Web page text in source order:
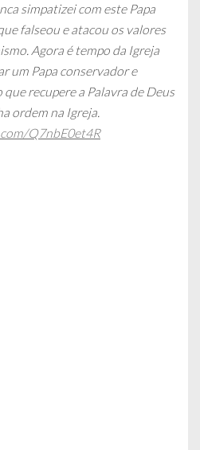
simpatizei com este Papa
falseou e atacou os valores
Agora é tempo da Igreja
um Papa conservador e
recupere a Palavra de Deus
ordem na Igreja.
Q7nbE0et4R